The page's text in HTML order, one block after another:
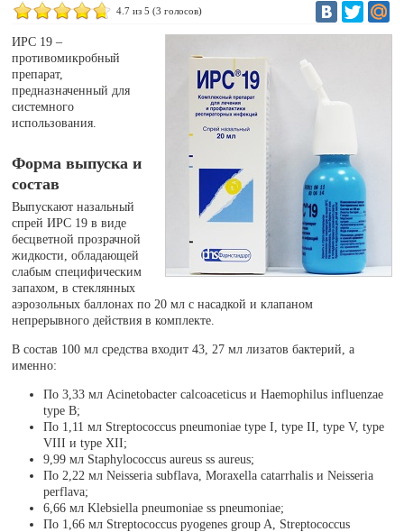
4.7 из 5 (3 голосов)
ИРС 19 –
противомикробный
препарат,
предназначенный для
системного
использования.
Форма выпуска и
состав
Выпускают назальный
спрей ИРС 19 в виде
бесцветной прозрачной
жидкости, обладающей
слабым специфическим
запахом, в стеклянных
аэрозольных баллонах по 20 мл с насадкой и клапаном
непрерывного действия в комплекте.
В состав 100 мл средства входит 43, 27 мл лизатов бактерий, а
именно:
По 3,33 мл Acinetobacter calcoaceticus и Haemophilus influenzae
type B;
По 1,11 мл Streptococcus pneumoniae type I, type II, type V, type
VIII и type XII;
9,99 мл Staphylococcus aureus ss aureus;
По 2,22 мл Neisseria subflava, Moraxella catarrhalis и Neisseria
perflava;
6,66 мл Klebsiella pneumoniae ss pneumoniae;
По 1,66 мл Streptococcus pyogenes group A, Streptococcus